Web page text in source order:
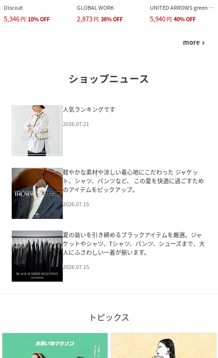
Discoat
5,346円 10%OFF
GLOBAL WORK
2,873円 36%OFF
UNITED ARROWS green label relaxing
5,940円 40%OFF
more navigate_next
ショップニュース
人気ランキングです
2026.07.21
軽やかな素材や涼しい着心地にこだわった ジャケッ
ト、シャツ、パンツなど、 この夏を快適に過ごすため
のアイテムをピックアップ。
2026.07.15
夏の装いを引き締めるブラックアイテムを厳選。ジャ
ケットやシャツ、Tシャツ、パンツ、シューズまで、大
人にふさわしい一着が揃います。
2026.07.15
トピックス